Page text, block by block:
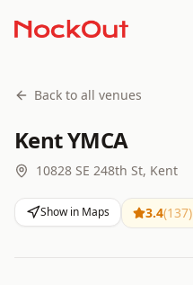
Back to all venues
Kent YMCA
10828 SE 248th St, Kent
Show in Maps 3.4(137)